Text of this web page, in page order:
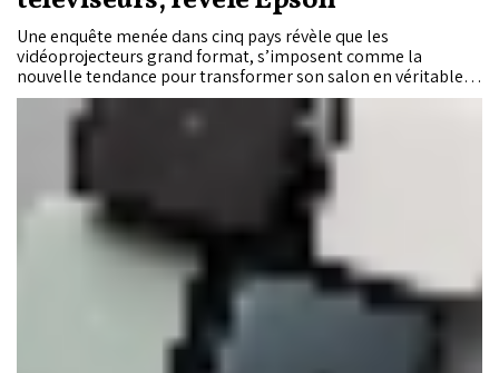
Une enquête menée dans cinq pays révèle que les
vidéoprojecteurs grand format, s’imposent comme la
nouvelle tendance pour transformer son salon en véritable
salle de cinéma.